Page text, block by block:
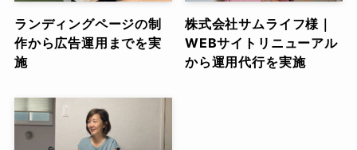
ランディングページの制
作から広告運用までを実
施
株式会社サムライフ様｜
WEBサイトリニューアル
から運用代行を実施